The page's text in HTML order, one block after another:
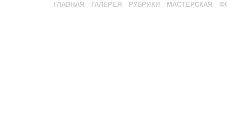
ГЛАВНАЯ ГАЛЕРЕЯ РУБРИКИ МАСТЕРСКАЯ